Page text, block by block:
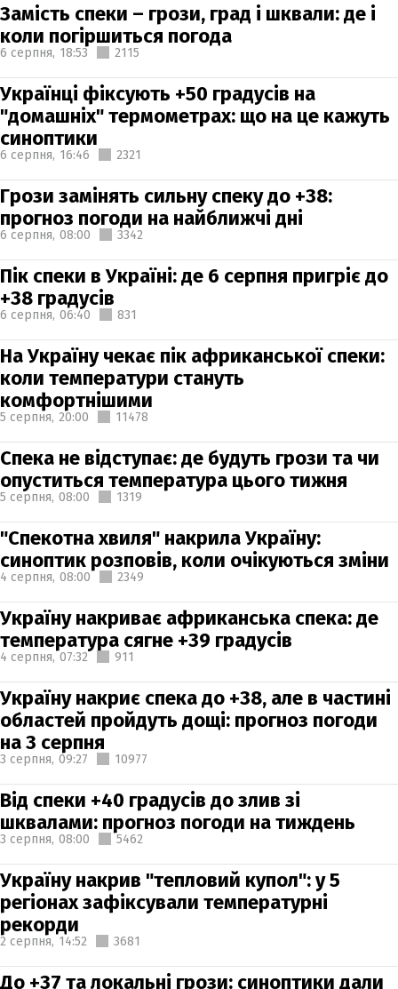
Замість спеки – грози, град і шквали: де і
коли погіршиться погода
6 серпня, 18:53 2115
Українці фіксують +50 градусів на
"домашніх" термометрах: що на це кажуть
синоптики
6 серпня, 16:46 2321
Грози замінять сильну спеку до +38:
прогноз погоди на найближчі дні
6 серпня, 08:00 3342
Пік спеки в Україні: де 6 серпня пригріє до
+38 градусів
6 серпня, 06:40 831
На Україну чекає пік африканської спеки:
коли температури стануть
комфортнішими
5 серпня, 20:00 11478
Спека не відступає: де будуть грози та чи
опуститься температура цього тижня
5 серпня, 08:00 1319
"Спекотна хвиля" накрила Україну:
синоптик розповів, коли очікуються зміни
4 серпня, 08:00 2349
Україну накриває африканська спека: де
температура сягне +39 градусів
4 серпня, 07:32 911
Україну накриє спека до +38, але в частині
областей пройдуть дощі: прогноз погоди
на 3 серпня
3 серпня, 09:27 10977
Від спеки +40 градусів до злив зі
шквалами: прогноз погоди на тиждень
3 серпня, 08:00 5462
Україну накрив "тепловий купол": у 5
регіонах зафіксували температурні
рекорди
2 серпня, 14:52 3681
До +37 та локальні грози: синоптики дали